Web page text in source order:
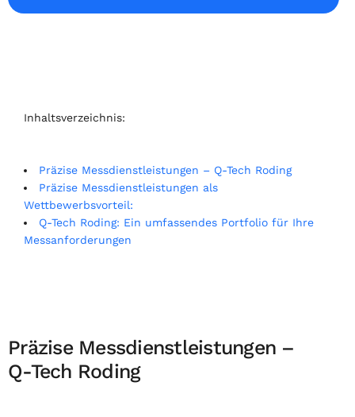
Inhaltsverzeichnis:
Präzise Messdienstleistungen – Q-Tech Roding
Präzise Messdienstleistungen als
Wettbewerbsvorteil:
Q-Tech Roding: Ein umfassendes Portfolio für Ihre
Messanforderungen
Präzise Messdienstleistungen –
Q-Tech Roding